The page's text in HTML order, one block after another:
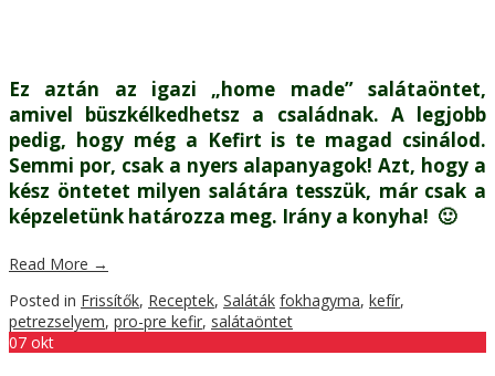
Ez aztán az igazi „home made” salátaöntet,
amivel büszkélkedhetsz a családnak. A legjobb
pedig, hogy még a Kefirt is te magad csinálod.
Semmi por, csak a nyers alapanyagok! Azt, hogy a
kész öntetet milyen salátára tesszük, már csak a
képzeletünk határozza meg. Irány a konyha! 🙂
Read More →
Posted in Frissítők, Receptek, Saláták fokhagyma, kefír,
petrezselyem, pro-pre kefir, salátaöntet
07 okt